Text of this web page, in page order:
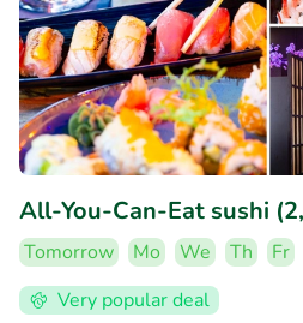
All-You-Can-Eat sushi
Tomorrow Mo We Th
Fr
Very popular deal